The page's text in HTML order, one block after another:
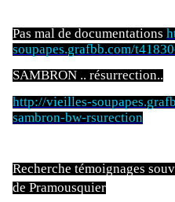
Pas mal de documentations
soupapes.grafbb.com/
SAMBRON .. résurrection..
http://vieilles-
sambron-bw-rsurection
Recherche témoignages
de Pramousquier